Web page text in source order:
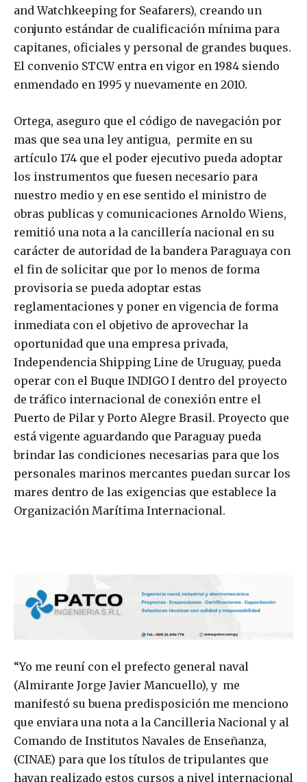
and Watchkeeping for Seafarers), creando un
conjunto estándar de cualificación mínima para
capitanes, oficiales y personal de grandes buques.
El convenio STCW entra en vigor en 1984 siendo
enmendado en 1995 y nuevamente en 2010.
Ortega, aseguro que el código de navegación por
mas que sea una ley antigua, permite en su
artículo 174 que el poder ejecutivo pueda adoptar
los instrumentos que fuesen necesario para
nuestro medio y en ese sentido el ministro de
obras publicas y comunicaciones Arnoldo Wiens,
remitió una nota a la cancillería nacional en su
carácter de autoridad de la bandera Paraguaya con
el fin de solicitar que por lo menos de forma
provisoria se pueda adoptar estas
reglamentaciones y poner en vigencia de forma
inmediata con el objetivo de aprovechar la
oportunidad que una empresa privada,
Independencia Shipping Line de Uruguay, pueda
operar con el Buque INDIGO I dentro del proyecto
de tráfico internacional de conexión entre el
Puerto de Pilar y Porto Alegre Brasil. Proyecto que
está vigente aguardando que Paraguay pueda
brindar las condiciones necesarias para que los
personales marinos mercantes puedan surcar los
mares dentro de las exigencias que establece la
Organización Marítima Internacional.
“Yo me reuní con el prefecto general naval
(Almirante Jorge Javier Mancuello), y me
manifestó su buena predisposición me menciono
que enviara una nota a la Cancilleria Nacional y al
Comando de Institutos Navales de Enseñanza,
(CINAE) para que los títulos de tripulantes que
hayan realizado estos cursos a nivel internacional